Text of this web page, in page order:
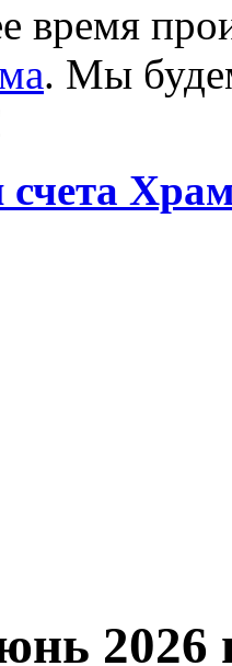
время
. Мы
2026